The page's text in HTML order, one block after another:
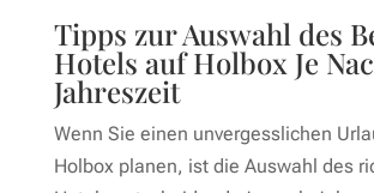
Tipps zur Auswahl des
Hotels auf Holbox Je
Jahreszeit
Wenn Sie einen unvergesslichen
Holbox planen, ist die Auswahl des